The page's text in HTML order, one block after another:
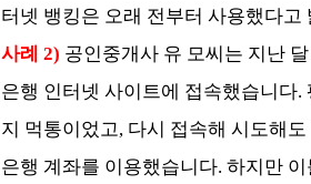
터넷 뱅킹은 오래 전부터 사용했다고
사례 2) 공인중개사 유 모씨는 지난
은행 인터넷 사이트에 접속했습니다
지 먹통이었고, 다시 접속해 시도해
은행 계좌를 이용했습니다. 하지만